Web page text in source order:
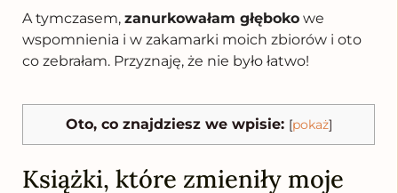
A tymczasem, zanurkowałam głęboko we
wspomnienia i w zakamarki moich zbiorów i oto
co zebrałam. Przyznaję, że nie było łatwo!
Oto, co znajdziesz we wpisie: [pokaż]
Książki, które zmieniły moje